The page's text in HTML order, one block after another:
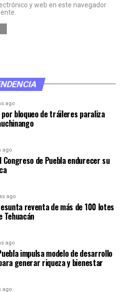
y web en este navegador
ago
bloqueo de tráileres paraliza
ago
Congreso de Puebla endurecer su
ago
reventa de más de 100 lotes
Tehuacán
ago
impulsa modelo de desarrollo
generar riqueza y bienestar
ago